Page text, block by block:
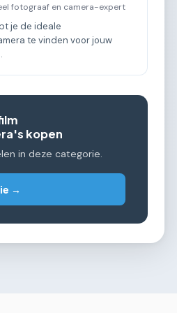
fotograaf en camera-expert
je de ideale
te vinden voor jouw
kopen
in deze categorie.
→